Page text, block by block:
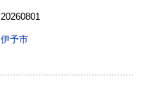
20260801
伊予市